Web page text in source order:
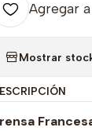
Agregar
Mostrar